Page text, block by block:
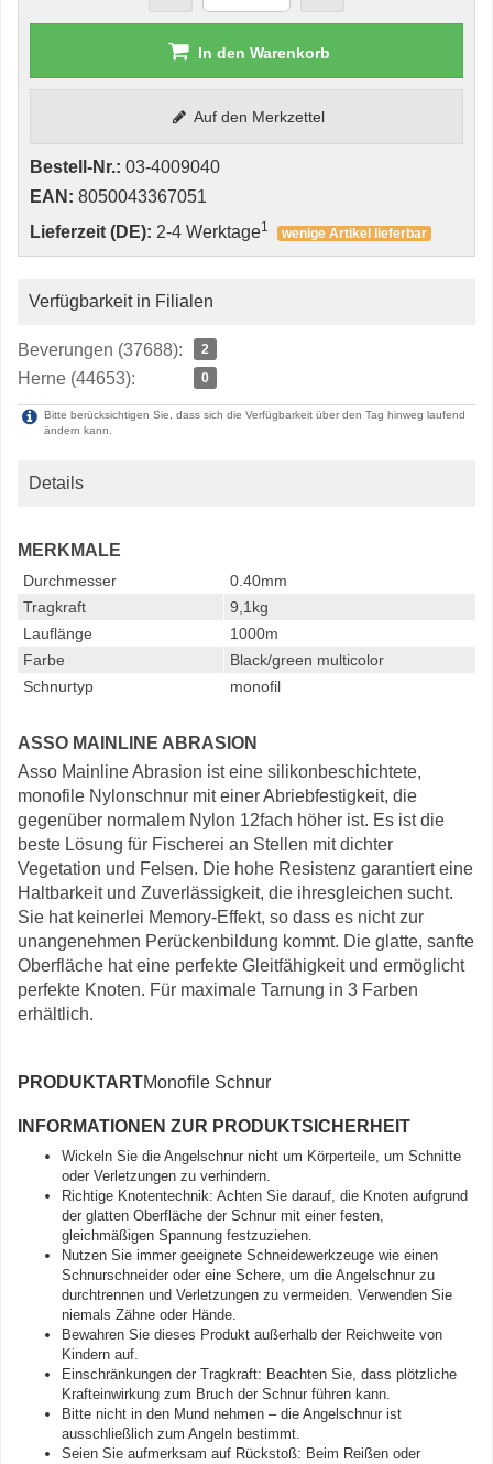
In den Warenkorb
Auf den Merkzettel
Bestell-Nr.: 03-4009040
EAN: 8050043367051
Lieferzeit (DE): 2-4 Werktage1 wenige Artikel lieferbar
Verfügbarkeit in Filialen
Beverungen (37688): 2
Herne (44653): 0
Bitte berücksichtigen Sie, dass sich die Verfügbarkeit über den Tag hinweg laufend
ändern kann.
Details
MERKMALE
Durchmesser
0.40mm
Tragkraft
9,1kg
Lauflänge
1000m
Farbe
Black/green multicolor
Schnurtyp
monofil
ASSO MAINLINE ABRASION
Asso Mainline Abrasion ist eine silikonbeschichtete,
monofile Nylonschnur mit einer Abriebfestigkeit, die
gegenüber normalem Nylon 12fach höher ist. Es ist die
beste Lösung für Fischerei an Stellen mit dichter
Vegetation und Felsen. Die hohe Resistenz garantiert eine
Haltbarkeit und Zuverlässigkeit, die ihresgleichen sucht.
Sie hat keinerlei Memory-Effekt, so dass es nicht zur
unangenehmen Perückenbildung kommt. Die glatte, sanfte
Oberfläche hat eine perfekte Gleitfähigkeit und ermöglicht
perfekte Knoten. Für maximale Tarnung in 3 Farben
erhältlich.
PRODUKTARTMonofile Schnur
INFORMATIONEN ZUR PRODUKTSICHERHEIT
Wickeln Sie die Angelschnur nicht um Körperteile, um Schnitte
oder Verletzungen zu verhindern.
Richtige Knotentechnik: Achten Sie darauf, die Knoten aufgrund
der glatten Oberfläche der Schnur mit einer festen,
gleichmäßigen Spannung festzuziehen.
Nutzen Sie immer geeignete Schneidewerkzeuge wie einen
Schnurschneider oder eine Schere, um die Angelschnur zu
durchtrennen und Verletzungen zu vermeiden. Verwenden Sie
niemals Zähne oder Hände.
Bewahren Sie dieses Produkt außerhalb der Reichweite von
Kindern auf.
Einschränkungen der Tragkraft: Beachten Sie, dass plötzliche
Krafteinwirkung zum Bruch der Schnur führen kann.
Bitte nicht in den Mund nehmen – die Angelschnur ist
ausschließlich zum Angeln bestimmt.
Seien Sie aufmerksam auf Rückstoß: Beim Reißen oder